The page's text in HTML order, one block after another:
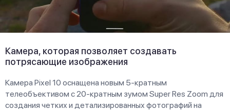
Камера, которая позволяет создавать
потрясающие изображения
Камера Pixel 10 оснащена новым 5-кратным
телеобъективом с 20-кратным зумом Super Res Zoom для
создания четких и детализированных фотографий на